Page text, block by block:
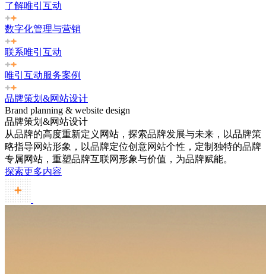
了解唯引互动
数字化管理与营销
联系唯引互动
唯引互动服务案例
品牌策划&网站设计
Brand planning & website design
品牌策划&网站设计
从品牌的高度重新定义网站，探索品牌发展与未来，以品牌策
略指导网站形象，以品牌定位创意网站个性，定制独特的品牌
专属网站，重塑品牌互联网形象与价值，为品牌赋能。
探索更多内容